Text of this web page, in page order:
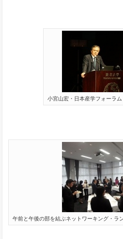
小宮山宏・日本産学フォーラ
午前と午後の部を結ぶネットワーキング・ラ